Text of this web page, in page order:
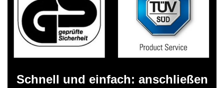
Schnell und einfach: anschließen